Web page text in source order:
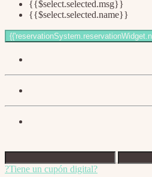
{{$select.selected.msg}}
{{$select.selected.name}}
?Tiene un cupón digital?